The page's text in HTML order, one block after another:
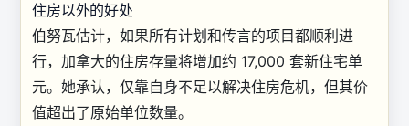
住房以外的好处
伯努瓦估计，如果所有计划和传言的项目都顺利进
行，加拿大的住房存量将增加约 17,000 套新住宅单
元。她承认，仅靠自身不足以解决住房危机，但其价
值超出了原始单位数量。